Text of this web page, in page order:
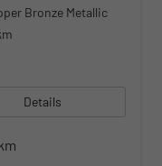
Bronze Metallic
Details